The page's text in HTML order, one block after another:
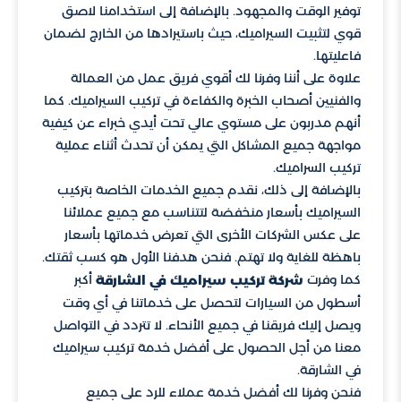
توفير الوقت والمجهود. بالإضافة إلى استخدامنا لاصق
قوي لتثبيت السيراميك، حيث باستيرادها من الخارج لضمان
فاعليتها.
علاوة على أننا وفرنا لك أقوي فريق عمل من العمالة
والفنيين أصحاب الخبرة والكفاءة في تركيب السيراميك. كما
أنهم مدربون على مستوي عالي تحت أيدي خبراء عن كيفية
مواجهة جميع المشاكل التي يمكن أن تحدث أثناء عملية
تركيب السراميك.
بالإضافة إلى ذلك، نقدم جميع الخدمات الخاصة بتركيب
السيراميك بأسعار منخفضة لتتناسب مع جميع عملائنا
على عكس الشركات الأخرى التي تعرض خدماتها بأسعار
باهظة للغاية ولا تهتم. فنحن هدفنا الأول هو كسب ثقتك.
كما وفرت شركة تركيب سيراميك في الشارقة أكبر
أسطول من السيارات لتحصل على خدماتنا في أي وقت
ويصل إليك فريقنا في جميع الأنحاء. لا تتردد في التواصل
معنا من أجل الحصول على أفضل خدمة تركيب سيراميك
في الشارقة.
فنحن وفرنا لك أفضل خدمة عملاء للرد على جميع